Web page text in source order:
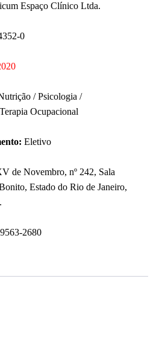
Espaço Clínico Ltda.
0
/ Psicologia /
Ocupacional
Eletivo
de Novembro, nº 242, Sala
Estado do Rio de Janeiro,
2680